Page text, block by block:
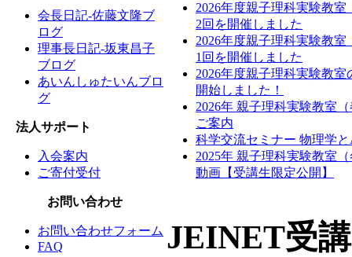
会長日記-佐藤文隆ブ
ログ
理事長日記-坂東昌子
ブログ
あいんしゅたいんブロ
グ
法人サポート
入会案内
ご寄付受付
お問い合わせ
お問い合わせフォーム
FAQ
2026年度親子理科実験教室
2回を開催しました
2026年度親子理科実験教室
1回を開催しました
2026年度親子理科実験教室
開始しました！
2026年 親子理科実験教室
ご案内
科学交流セミナー 物理学
2025年 親子理科実験教室
動画【受講生限定公開】
JEINET受